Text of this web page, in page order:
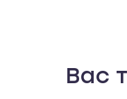
Вас